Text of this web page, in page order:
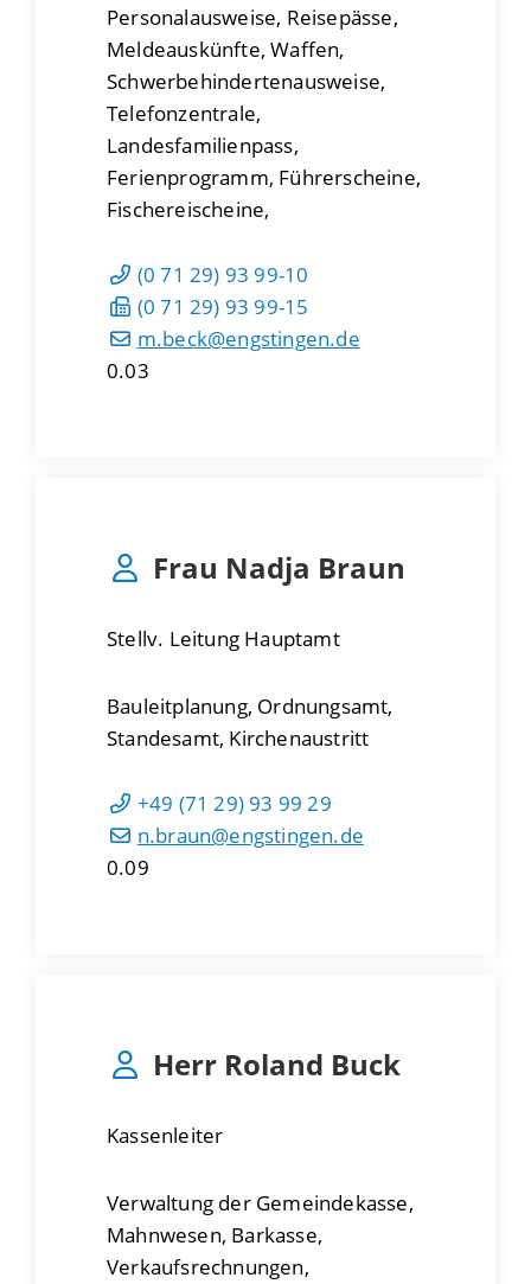
Personalausweise, Reisepässe,
Meldeauskünfte, Waffen,
Schwerbehindertenausweise,
Telefonzentrale,
Landesfamilienpass,
Ferienprogramm, Führerscheine,
Fischereischeine,
(0 71 29) 93 99-10
(0 71 29) 93 99-15
m.beck@engstingen.de
0.03
Frau Nadja Braun
Stellv. Leitung Hauptamt
Bauleitplanung, Ordnungsamt,
Standesamt, Kirchenaustritt
+49 (71 29) 93 99 29
n.braun@engstingen.de
0.09
Herr Roland Buck
Kassenleiter
Verwaltung der Gemeindekasse,
Mahnwesen, Barkasse,
Verkaufsrechnungen,